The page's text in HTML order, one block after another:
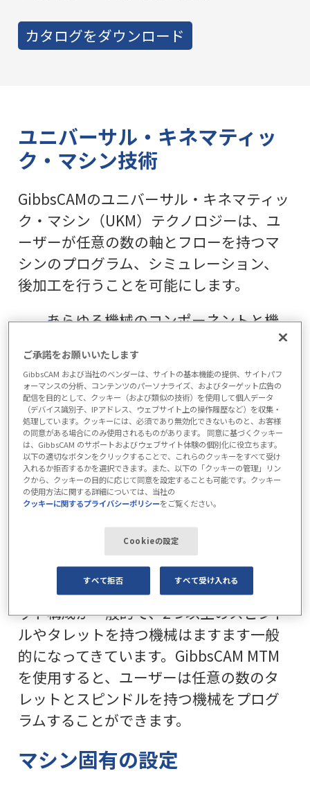
カタログをダウンロード
ユニバーサル・キネマティッ
ク・マシン技術
GibbsCAMのユニバーサル・キネマティッ
ク・マシン（UKM）テクノロジーは、ユ
ーザーが任意の数の軸とフローを持つマ
シンのプログラム、シミュレーション、
後加工を行うことを可能にします。
あらゆる機械のコンポーネントと機
機械の能力を最大限に引き出す、エ
ラーのない完全な後処理出力を生成
します。
将来のマシンソリューションをサポ
ートするスケーラブルなテクノロジ
ー
複数のタレットとスピンドル
今日の複合工作機械には、多種多様な主
軸と刃物台の組み合わせがあり、その種
類は後を絶ちません。2スピンドル2タレ
ット構成が一般的で、2つ以上のスピンド
ルやタレットを持つ機械はますます一般
的になってきています。GibbsCAM MTM
を使用すると、ユーザーは任意の数のタ
レットとスピンドルを持つ機械をプログ
ラムすることができます。
マシン固有の設定
ご承諾をお願いいたします
GibbsCAM および当社のベンダーは、サイトの基本機能の提供、サイトパフ
ォーマンスの分析、コンテンツのパーソナライズ、およびターゲット広告の
配信を目的として、クッキー（および類似の技術）を使用して個人データ
（デバイス識別子、IPアドレス、ウェブサイト上の操作履歴など）を収集・
処理しています。クッキーには、必須であり無効化できないものと、お客様
の同意がある場合にのみ使用されるものがあります。 同意に基づくクッキー
は、GibbsCAM のサポートおよびウェブサイト体験の個別化に役立ちます。
以下の適切なボタンをクリックすることで、これらのクッキーをすべて受け
入れるか拒否するかを選択できます。また、以下の「クッキーの管理」リン
クから、クッキーの目的に応じて同意を設定することも可能です。クッキー
の使用方法に関する詳細については、当社の
クッキーに関するプライバシーポリシーをご覧ください。
Cookieの設定
すべて拒否 すべて受け入れる